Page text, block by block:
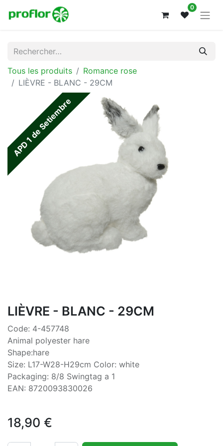
0
Tous les produits
Romance rose
LIÈVRE - BLANC - 29CM
APD 1 de Setiembre
LIÈVRE - BLANC - 29CM
Code: 4-457748
Animal polyester hare
Shape:hare
Size: L17-W28-H29cm Color: white
Packaging: 8/8 Swingtag a 1
EAN: 8720093830026
18,90 €